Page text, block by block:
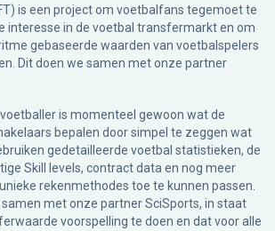
is een project om voetbalfans tegemoet te
interesse in de voetbal transfermarkt en om
gebaseerde waarden van voetbalspelers
Dit doen we samen met onze partner
is momenteel gewoon wat de
bepalen door simpel te zeggen wat
gedetailleerde voetbal statistieken, de
Skill levels, contract data en nog meer
rekenmethodes toe te kunnen passen.
met onze partner SciSports, in staat
voorspelling te doen en dat voor alle